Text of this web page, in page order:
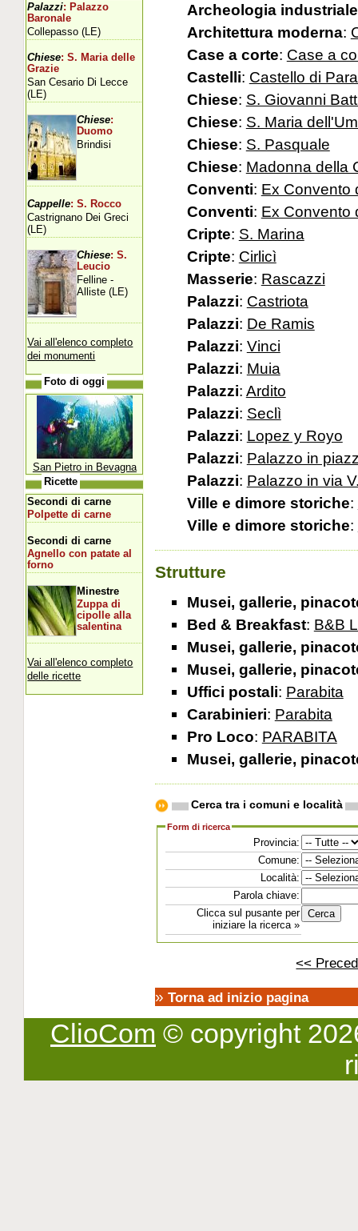
Archeologia industriale
Architettura moderna:
Case a corte: Case a
Castelli: Castello di
Chiese: S. Giovanni
Chiese: S. Maria
Chiese: S. Pasquale
Chiese: Madonna della
Conventi: Ex Convento
Conventi: Ex Convento
Cripte: S. Marina
Cripte: Cirlicì
Masserie: Rascazzi
Palazzi: Castriota
Palazzi: De Ramis
Palazzi: Vinci
Palazzi: Muia
Palazzi: Ardito
Palazzi: Seclì
Palazzi: Lopez y Royo
Palazzi: Palazzo in
Palazzi: Palazzo in via
Ville e dimore storiche:
Ville e dimore storiche:
Strutture
Musei, gallerie,
Bed & Breakfast: B&B
Musei, gallerie,
Musei, gallerie,
Uffici postali: Parabita
Carabinieri: Parabita
Pro Loco: PARABITA
Musei, gallerie,
Cerca tra i comuni e località
Form di ricerca
Provincia:
Comune:
Località:
Parola chiave:
Clicca sul pusante per
iniziare la ricerca »
<<
» Torna ad inizio pagina
Palazzi: Palazzo
Baronale
Collepasso (LE)
Chiese: S. Maria delle
Grazie
San Cesario Di Lecce
(LE)
Chiese:
Duomo
Brindisi
Cappelle: S. Rocco
Castrignano Dei Greci
(LE)
Chiese: S.
Leucio
Felline -
Alliste (LE)
Vai all'elenco completo
dei monumenti
Foto di oggi
San Pietro in Bevagna
Ricette
Secondi di carne
Polpette di carne
Secondi di carne
Agnello con patate al
forno
Minestre
Zuppa di
cipolle alla
salentina
Vai all'elenco completo
delle ricette
ClioCom © copyright